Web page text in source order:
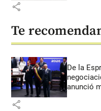
share
Te
De la
anunció
share